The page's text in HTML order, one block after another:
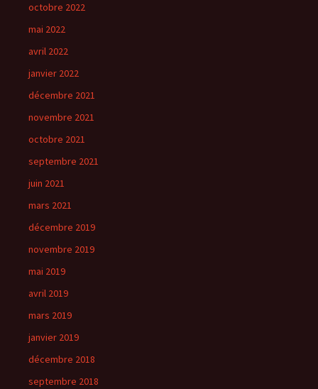
octobre 2022
mai 2022
avril 2022
janvier 2022
décembre 2021
novembre 2021
octobre 2021
septembre 2021
juin 2021
mars 2021
décembre 2019
novembre 2019
mai 2019
avril 2019
mars 2019
janvier 2019
décembre 2018
septembre 2018